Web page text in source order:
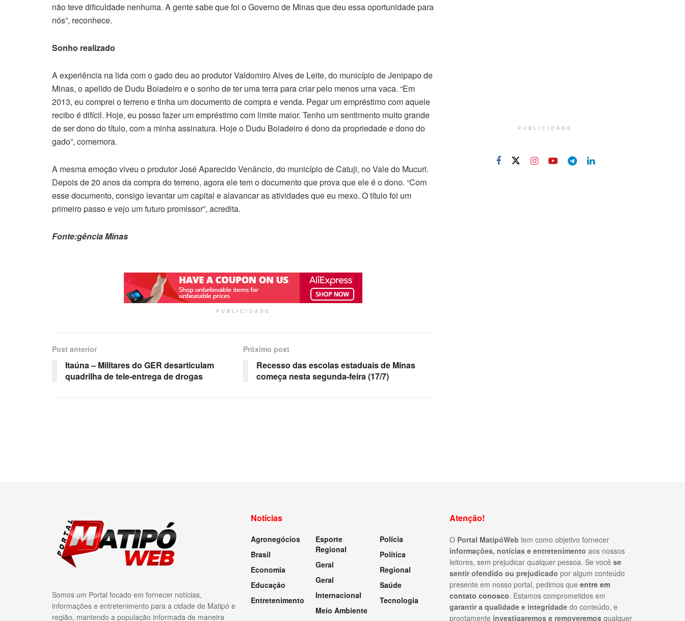
não teve dificuldade nenhuma. A gente sabe que foi o Governo de Minas que deu essa oportunidade para
nós”, reconhece.
Sonho realizado
A experiência na lida com o gado deu ao produtor Valdomiro Alves de Leite, do município de Jenipapo de
Minas, o apelido de Dudu Boiadeiro e o sonho de ter uma terra para criar pelo menos uma vaca. “Em
2013, eu comprei o terreno e tinha um documento de compra e venda. Pegar um empréstimo com aquele
recibo é difícil. Hoje, eu posso fazer um empréstimo com limite maior. Tenho um sentimento muito grande
de ser dono do título, com a minha assinatura. Hoje o Dudu Boiadeiro é dono da propriedade e dono do
gado”, comemora.
A mesma emoção viveu o produtor José Aparecido Venâncio, do município de Catuji, no Vale do Mucuri.
Depois de 20 anos da compra do terreno, agora ele tem o documento que prova que ele é o dono. “Com
esse documento, consigo levantar um capital e alavancar as atividades que eu mexo. O título foi um
primeiro passo e vejo um futuro promissor”, acredita.
Fonte:gência Minas
PUBLICIDADE
Post anterior
Itaúna – Militares do GER desarticulam
quadrilha de tele-entrega de drogas
Próximo post
Recesso das escolas estaduais de Minas
começa nesta segunda-feira (17/7)
PUBLICIDADE
Somos um Portal focado em fornecer notícias,
informações e entretenimento para a cidade de Matipó e
região, mantendo a população informada de maneira
Notícias
Agronegócios
Brasil
Economia
Educação
Entretenimento
Esporte
Regional
Geral
Geral
Internacional
Meio Ambiente
Polícia
Política
Regional
Saúde
Tecnologia
Atenção!
O Portal MatipóWeb tem como objetivo fornecer
informações, notícias e entretenimento aos nossos
leitores, sem prejudicar qualquer pessoa. Se você se
sentir ofendido ou prejudicado por algum conteúdo
presente em nosso portal, pedimos que entre em
contato conosco. Estamos comprometidos em
garantir a qualidade e integridade do conteúdo, e
prontamente investigaremos e removeremos qualquer